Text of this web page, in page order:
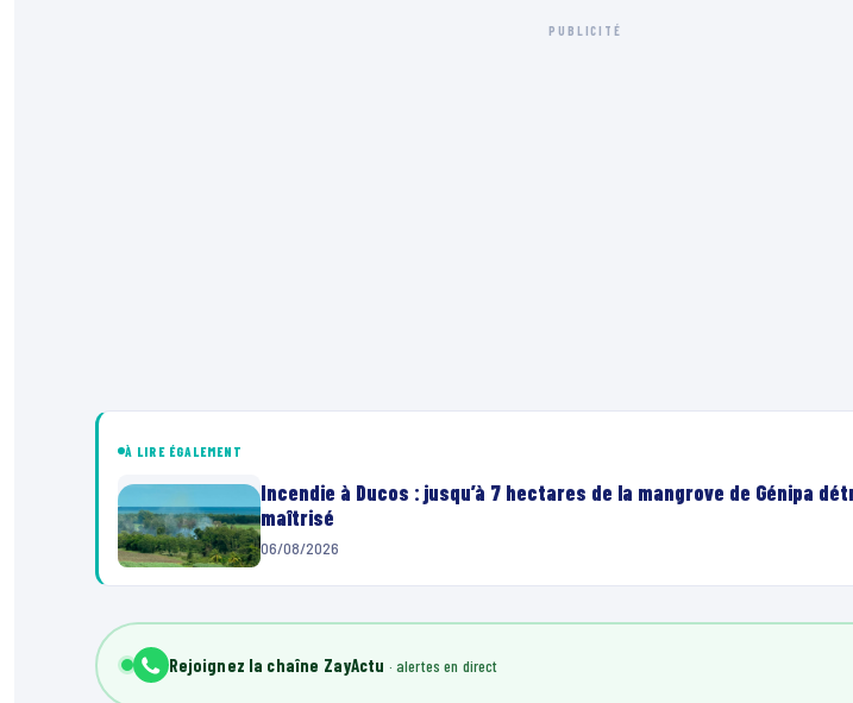
PUBLICITÉ
À LIRE ÉGALEMENT
Incendie à Ducos : jusqu’à 7 hectares de la mangrove de Génipa
maîtrisé
06/08/2026
Rejoignez la chaîne ZayActu